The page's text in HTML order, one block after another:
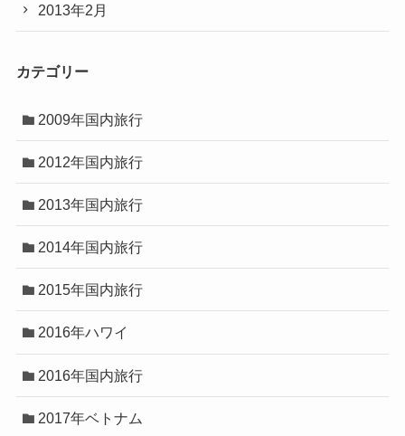
2013年2月
カテゴリー
2009年国内旅行
2012年国内旅行
2013年国内旅行
2014年国内旅行
2015年国内旅行
2016年ハワイ
2016年国内旅行
2017年ベトナム